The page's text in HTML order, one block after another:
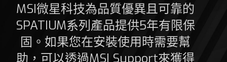
MSI微星科技為品質優異且可靠的
SPATIUM系列產品提供5年有限保
固。如果您在安裝使用時需要幫
助，可以透過MSI Support來獲得